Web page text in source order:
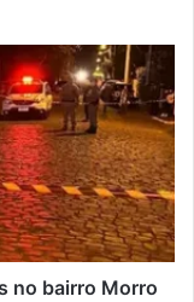
no bairro Morro